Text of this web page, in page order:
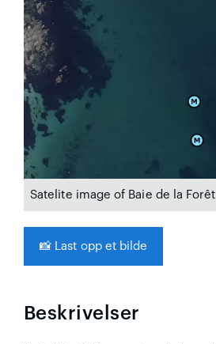
Satelite image of Baie de la Forêt
📸 Last opp et bilde
Beskrivelser